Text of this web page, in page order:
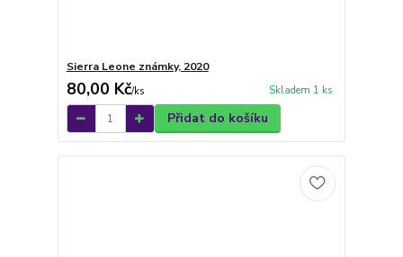
Sierra Leone známky, 2020
80,00 Kč/ks Skladem 1 ks
Přidat do košíku